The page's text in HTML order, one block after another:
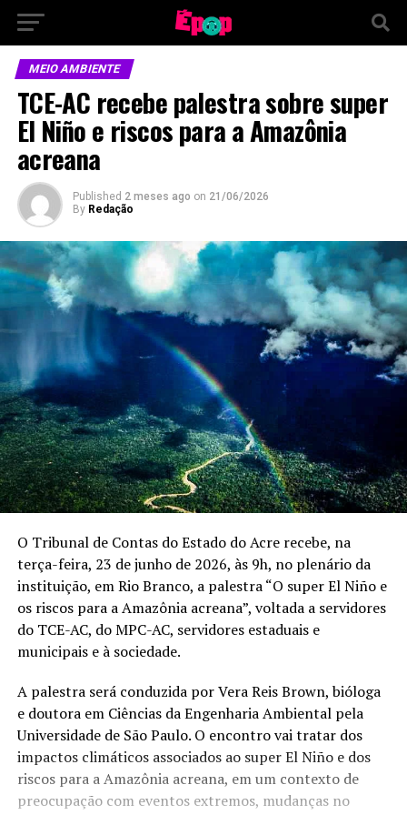
MEIO AMBIENTE
TCE-AC recebe palestra sobre super
El Niño e riscos para a Amazônia
acreana
Published 2 meses ago on 21/06/2026
By Redação
O Tribunal de Contas do Estado do Acre recebe, na
terça-feira, 23 de junho de 2026, às 9h, no plenário da
instituição, em Rio Branco, a palestra “O super El Niño e
os riscos para a Amazônia acreana”, voltada a servidores
do TCE-AC, do MPC-AC, servidores estaduais e
municipais e à sociedade.
A palestra será conduzida por Vera Reis Brown, bióloga
e doutora em Ciências da Engenharia Ambiental pela
Universidade de São Paulo. O encontro vai tratar dos
impactos climáticos associados ao super El Niño e dos
riscos para a Amazônia acreana, em um contexto de
preocupação com eventos extremos, mudanças no